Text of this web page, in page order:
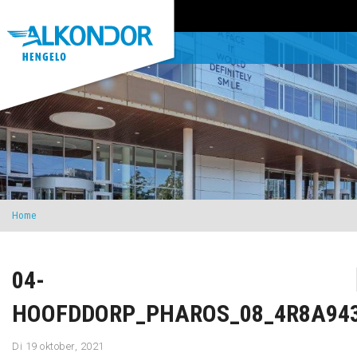
Home
04-
Di 19 oktober, 2021